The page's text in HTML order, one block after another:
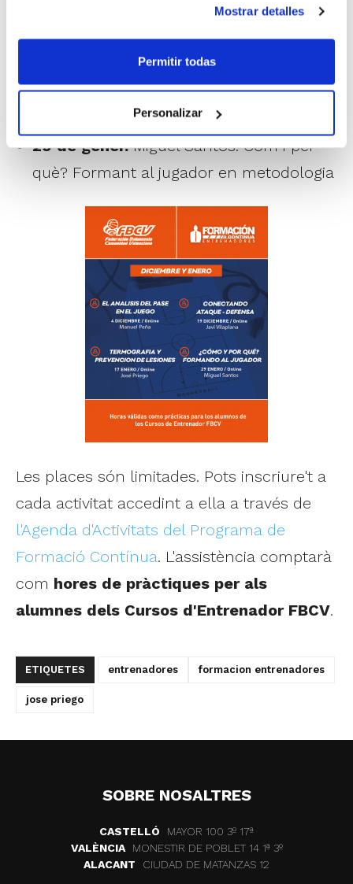
Mostrar detalles
Permitir todas
Personalizar
prevenció de lesions és l'objectiu principal
d'este nou Clínic amb el qual obrirem 2024.
17 de gener.José Priego. Termografia,
bàsquet i prevenció de lesions
29 de gener.Miguel Santos. Com i per
què? Formant al jugador en metodologia
Les places són limitades. Pots inscriure't a
cada activitat accedint a ella a través de
l'Agenda d'Activitats del Programa de
Formació Contínua. L'assistència comptarà
com hores de pràctiques per als
alumnes dels Cursos d'Entrenador FBCV.
ETIQUETES entrenadores formacion entrenadores
jose priego
SOBRE NOSALTRES
CASTELLÓ
MAYOR 100 3º 17ª
VALÈNCIA
MONESTIR DE POBLET 14 1ª 3º
ALACANT
CIUDAD DE MATANZAS 12